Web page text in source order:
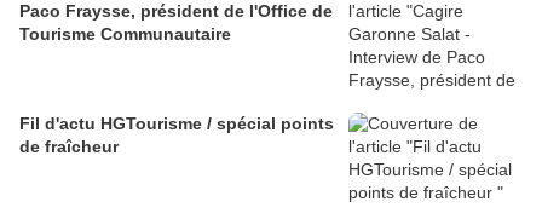
Paco Fraysse, président de l'Office de
Tourisme Communautaire
Fil d'actu HGTourisme / spécial points
de fraîcheur